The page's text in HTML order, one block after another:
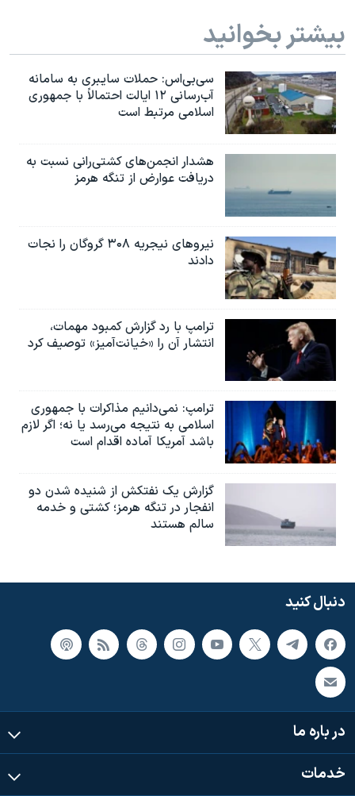
بیشتر بخوانید
سی‌بی‌اس: حملات سایبری به سامانه
آب‌رسانی ۱۲ ایالت احتمالاً با جمهوری
اسلامی مرتبط است
هشدار انجمن‌های کشتی‌رانی نسبت به
دریافت عوارض از تنگه هرمز
نیروهای نیجریه‌ ۳۰۸ گروگان را نجات
دادند
ترامپ با رد گزارش کمبود مهمات،
انتشار آن را «خیانت‌آمیز» توصیف کرد
ترامپ: نمی‌دانیم مذاکرات با جمهوری
اسلامی به نتیجه می‌رسد یا نه؛ اگر لازم
باشد آمریکا آماده اقدام است
گزارش یک نفتکش از شنیده شدن دو
انفجار در تنگه هرمز؛ کشتی و خدمه
سالم هستند
دنبال کنید
در باره ما
خدمات